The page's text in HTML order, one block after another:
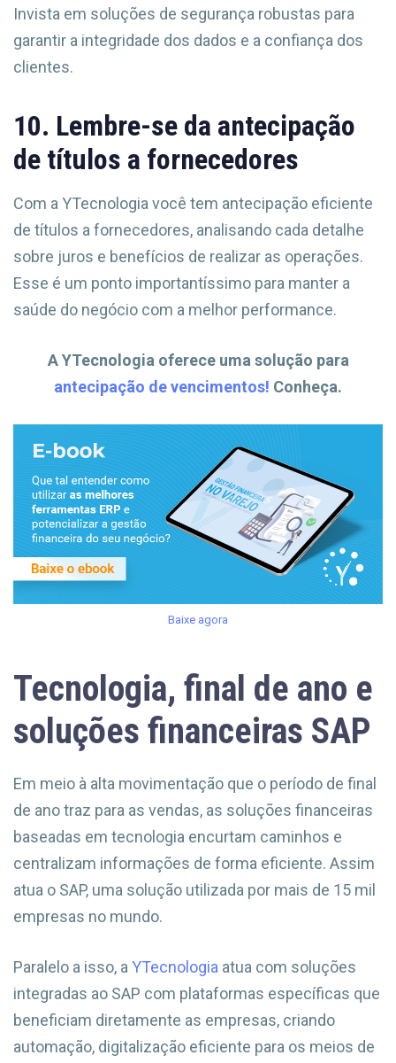
Invista em soluções de segurança robustas para
garantir a integridade dos dados e a confiança dos
clientes.
10. Lembre-se da antecipação
de títulos a fornecedores
Com a YTecnologia você tem antecipação eficiente
de títulos a fornecedores, analisando cada detalhe
sobre juros e benefícios de realizar as operações.
Esse é um ponto importantíssimo para manter a
saúde do negócio com a melhor performance.
A YTecnologia oferece uma solução para
antecipação de vencimentos! Conheça.
Baixe agora
Tecnologia, final de ano e
soluções financeiras SAP
Em meio à alta movimentação que o período de final
de ano traz para as vendas, as soluções financeiras
baseadas em tecnologia encurtam caminhos e
centralizam informações de forma eficiente. Assim
atua o SAP, uma solução utilizada por mais de 15 mil
empresas no mundo.
Paralelo a isso, a YTecnologia atua com soluções
integradas ao SAP com plataformas específicas que
beneficiam diretamente as empresas, criando
automação, digitalização eficiente para os meios de